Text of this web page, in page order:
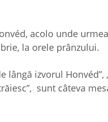
acolo unde
la orele prânzului.
lângă izvorul Honvéd”,
sunt câteva